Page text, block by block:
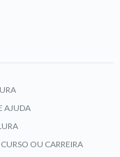
AJUDA
OU CARREIRA